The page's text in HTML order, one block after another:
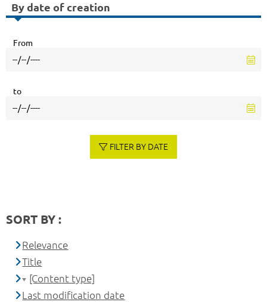
By date of creation
From
to
FILTER BY DATE
SORT BY :
Relevance
Title
[Content type]
Last modification date